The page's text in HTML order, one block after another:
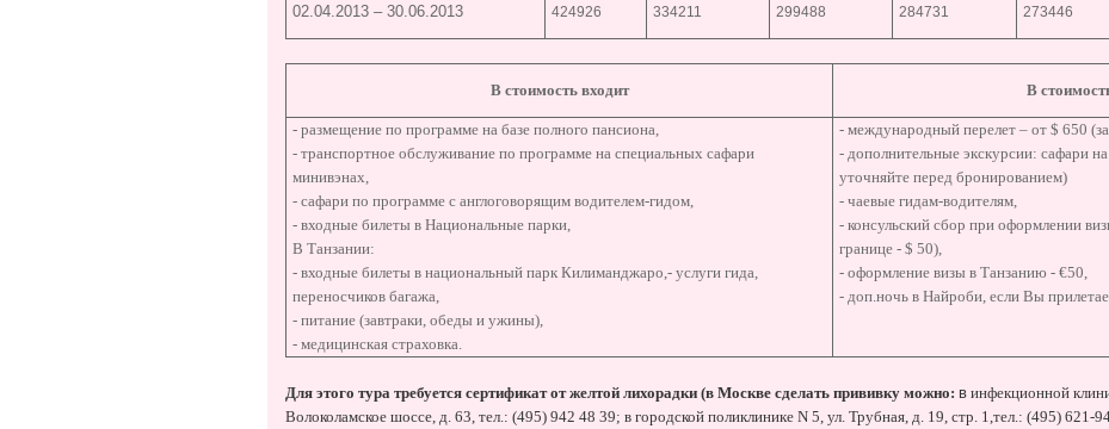
02.04.2013 – 30.06.2013 424926 334211 299488 284731 273446
В стоимость входит В
- размещение по программе на базе полного пансиона,
- транспортное обслуживание по программе на специальных сафари
минивэнах,
- сафари по программе с англоговорящим водителем-гидом,
- входные билеты в Национальные парки,
В Танзании:
- входные билеты в национальный парк Килиманджаро,- услуги гида,
переносчиков багажа,
- питание (завтраки, обеды и ужины),
- медицинская страховка.
- международный перелет – от $ 650
- дополнительные экскурсии: сафари
уточняйте перед бронированием)
- чаевые гидам-водителям,
- консульский сбор при оформлении
границе - $ 50),
- оформление визы в Танзанию - €50,
- доп.ночь в Найроби, если Вы
Для этого тура требуется сертификат от желтой лихорадки (в Москве сделать прививку можно: в инфекционной
Волоколамское шоссе, д. 63, тел.: (495) 942 48 39; в городской поликлинике N 5, ул. Трубная, д. 19, стр. 1,тел.: (495)